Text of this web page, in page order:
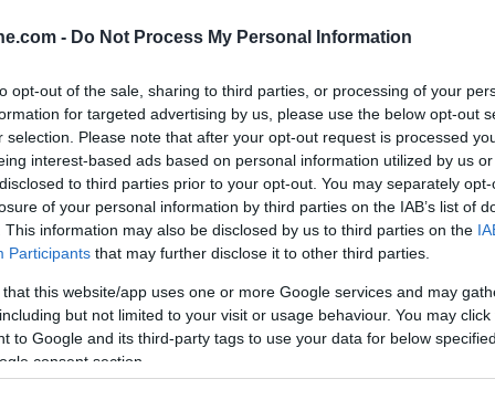
- Do Not Process My Personal Information
opt-out of the sale, sharing to third parties, or processing of your
for targeted advertising by us, please use the below opt-out
selection. Please note that after your opt-out request is processed
interest-based ads based on personal information utilized by us
to third parties prior to your opt-out. You may separately
of your personal information by third parties on the IAB’s list of
This information may also be disclosed by us to third parties on the
Participants that may further disclose it to other third parties.
that this website/app uses one or more Google services and may
but not limited to your visit or usage behaviour. You may
to Google and its third-party tags to use your data for below
consent section.
sono in parte già note e in parte ancora
da definire
sotto spieghiamo quali match sono stati scelti,
programmazione delle ultime due giornatedi
per alcune gare.
la settimana del 17-19 maggio
un primo appuntamento alle 12:30 BST con
le partite programmate in contemporanea: tra
posizioni europee e sulla salvezza, come
,SunderlandeFulham. La serata propone un